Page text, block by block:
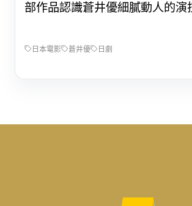
部作品認識蒼井優細膩動人的演
日本電影 蒼井優 日劇